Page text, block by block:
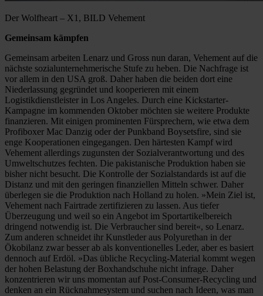
Der Wolfheart – X1, BILD Vehement
Gemeinsam kämpfen
Gemeinsam arbeiten Lenarz und Gross nun daran, Vehement auf die
nächste sozialunternehmerische Stufe zu heben. Die Nachfrage ist
vor allem in den USA groß. Daher haben die beiden dort eine
Niederlassung gegründet und kooperieren mit einem
Logistikdienstleister in Los Angeles. Durch eine Kickstarter-
Kampagne im kommenden Oktober möchten sie weitere Produkte
finanzieren. Mit einigen prominenten Fürsprechern, wie etwa dem
Profiboxer Mac Danzig oder der Punkband Boysetsfire, sind sie
enge Kooperationen eingegangen. Den härtesten Kampf wird
Vehement allerdings zugunsten der Sozialverantwortung und des
Umweltschutzes fechten. Die pakistanische Produktion haben sie
bisher nicht besucht. Die Kontrolle der Sozialstandards ist auf die
Distanz und mit den geringen finanziellen Mitteln schwer. Daher
überlegen sie die Produktion nach Holland zu holen. »Mein Ziel ist,
Vehement nach Fairtrade zertifizieren zu lassen. Aus tiefer
Überzeugung und weil so ein Angebot im Sportartikelbereich
dringend notwendig ist. Die Verbraucher sind bereit«, so Lenarz.
Zum anderen schneidet ihr Kunstleder aus Polyurethan in der
Ökobilanz zwar besser ab als konventionelles Leder, aber es basiert
dennoch auf Erdöl. »Das übliche Recycling-Material kommt wegen
der hohen Belastung der Boxhandschuhe nicht infrage. Daher
konzentrieren wir uns momentan auf Post-Consumer-Recycling und
denken an ein Rücknahmesystem und suchen nach Ideen, was man